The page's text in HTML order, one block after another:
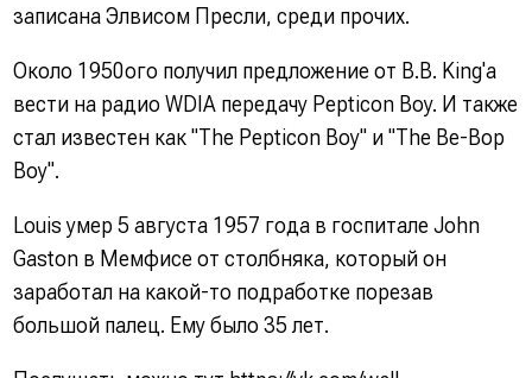
записана Элвисом Пресли, среди прочих.
Около 1950ого получил предложение от B.B. King'а
вести на радио WDIA передачу Pepticon Boy. И также
стал известен как "The Pepticon Boy" и "The Be-Bop
Boy".
Louis умер 5 августа 1957 года в госпитале John
Gaston в Мемфисе от столбняка, который он
заработал на какой-то подработке порезав
большой палец. Ему было 35 лет.